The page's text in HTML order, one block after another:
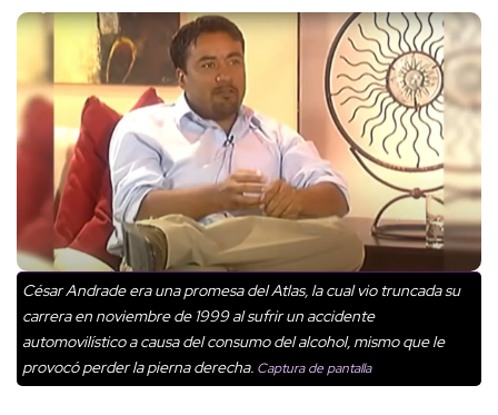
César Andrade era una promesa del Atlas, la cual vio truncada su
carrera en noviembre de 1999 al sufrir un accidente
automovilístico a causa del consumo del alcohol, mismo que le
provocó perder la pierna derecha. Captura de pantalla